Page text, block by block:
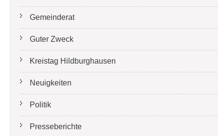
Gemeinderat
Guter Zweck
Kreistag Hildburghausen
Neuigkeiten
Politik
Presseberichte